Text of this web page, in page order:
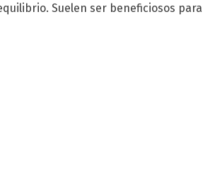
Suelen ser beneficiosos para